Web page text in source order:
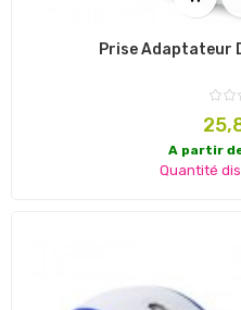
Prise Adaptateur
Prix
A partir
Quantité